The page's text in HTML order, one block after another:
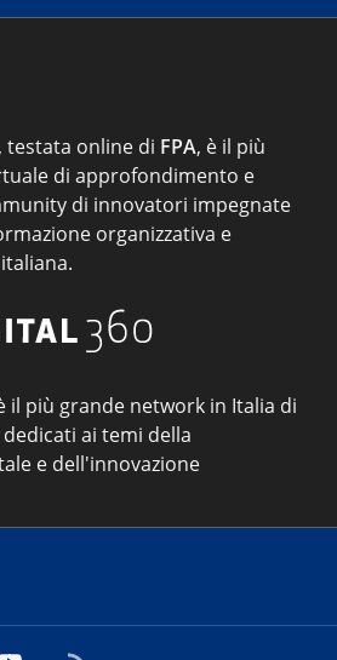
, testata online di FPA, è il più
di approfondimento e
di innovatori impegnate
organizzativa e
il più grande network in Italia di
ai temi della
e dell'innovazione